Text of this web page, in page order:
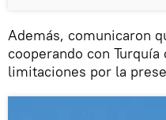
Además, comunicaron
cooperando con
limitaciones por la